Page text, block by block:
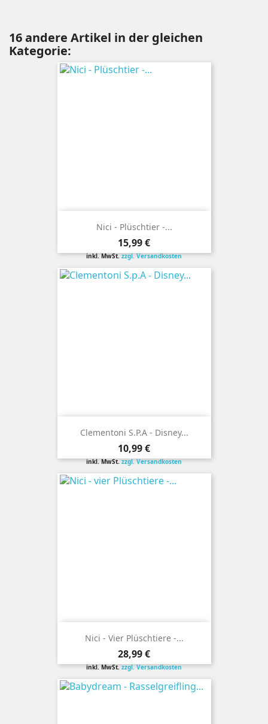
16 andere Artikel in der gleichen
Kategorie:
Nici - Plüschtier -...
Preis
15,99 €
inkl. MwSt.zzgl. Versandkosten
Clementoni S.p.A - Disney...
Preis
10,99 €
inkl. MwSt.zzgl. Versandkosten
Nici - Vier Plüschtiere -...
Preis
28,99 €
inkl. MwSt.zzgl. Versandkosten